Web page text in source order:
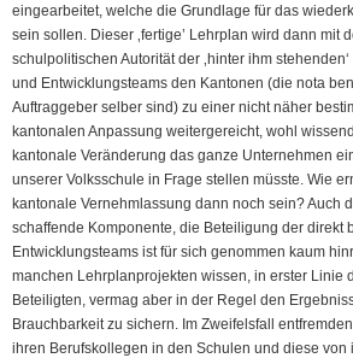
eingearbeitet, welche die Grundlage für das
sein sollen. Dieser ‚fertige’ Lehrplan wird dann mit
schulpolitischen Autorität der ‚hinter ihm
und Entwicklungsteams den Kantonen (die nota
Auftraggeber selber sind) zu einer nicht näher
kantonalen Anpassung weitergereicht, wohl
kantonale Veränderung das ganze Unternehmen
unserer Volksschule in Frage stellen müsste. Wie
kantonale Vernehmlassung dann noch sein? Auch
schaffende Komponente, die Beteiligung der direkt
Entwicklungsteams ist für sich genommen kaum
manchen Lehrplanprojekten wissen, in erster Linie
Beteiligten, vermag aber in der Regel den
Brauchbarkeit zu sichern. Im Zweifelsfall
ihren Berufskollegen in den Schulen und diese von